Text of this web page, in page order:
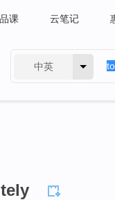
课 云笔记
中英